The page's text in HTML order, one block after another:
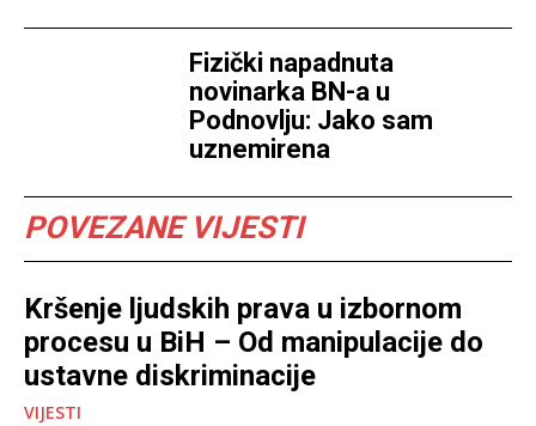
Fizički napadnuta
novinarka BN-a u
Podnovlju: Jako sam
uznemirena
POVEZANE VIJESTI
Kršenje ljudskih prava u izbornom
procesu u BiH – Od manipulacije do
ustavne diskriminacije
VIJESTI